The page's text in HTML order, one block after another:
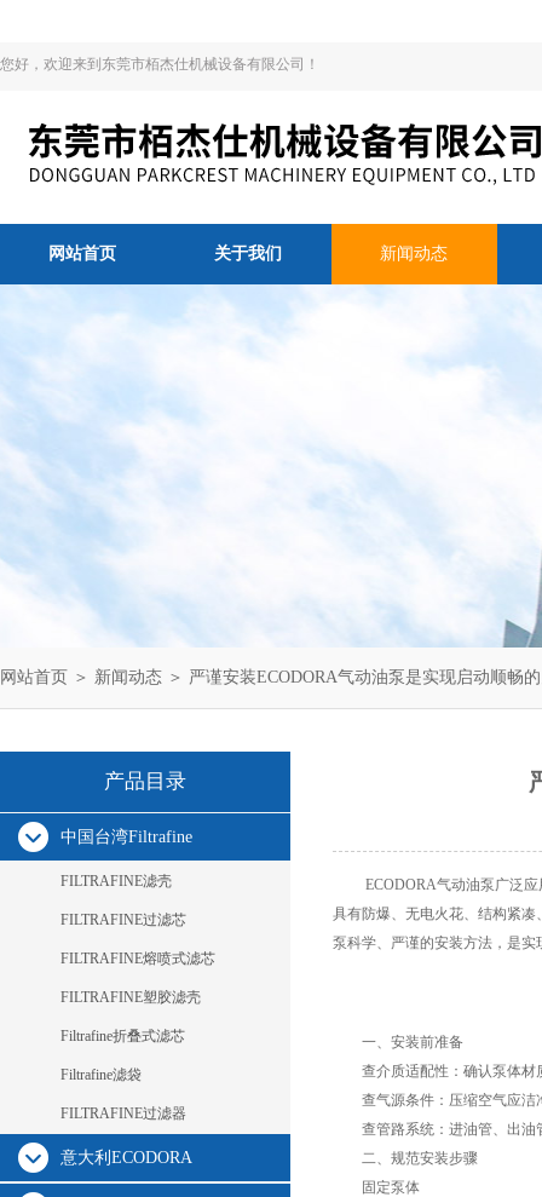
您好，欢迎来到东莞市栢杰仕机械设备有限公司！
网站首页 关于我们 新闻动态
网站首页 ＞ 新闻动态 ＞ 严谨安装ECODORA气动油泵是实现启动顺畅
产品目录
中国台湾Filtrafine
FILTRAFINE滤壳
FILTRAFINE过滤芯
FILTRAFINE熔喷式滤芯
FILTRAFINE塑胶滤壳
Filtrafine折叠式滤芯
Filtrafine滤袋
FILTRAFINE过滤器
意大利ECODORA
ECODORA气动油泵广泛应
具有防爆、无电火花、结构紧
泵科学、严谨的安装方法，是
一、安装前准备
查介质适配性：确认泵体材
查气源条件：压缩空气应洁净
查管路系统：进油管、出油
二、规范安装步骤
固定泵体